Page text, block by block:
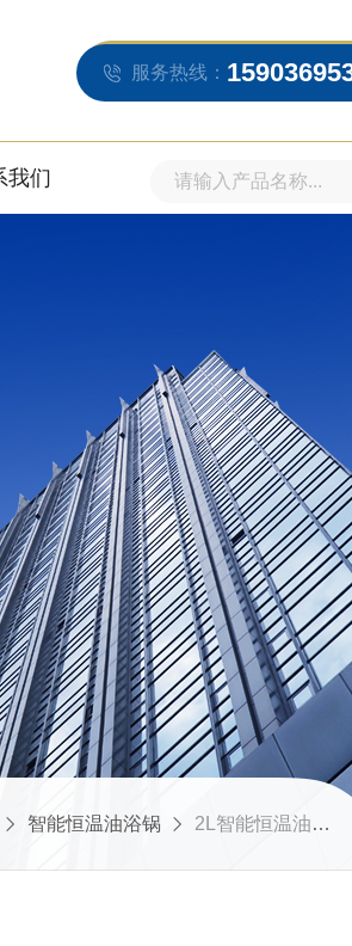
服务热线：
我们
智能恒温油浴锅 2L智能恒温油浴锅